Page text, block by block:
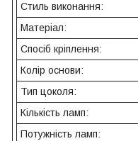
Стиль виконання:
Матеріал:
Спосіб кріплення:
Колір основи:
Тип цоколя:
Кількість ламп:
Потужність ламп: